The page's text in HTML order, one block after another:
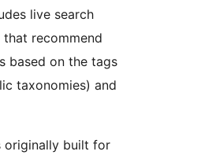
live search
that recommend
based on the tags
taxonomies) and
originally built for